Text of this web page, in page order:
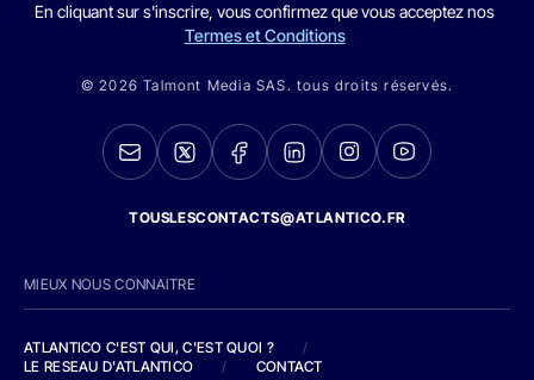
En cliquant sur s'inscrire, vous confirmez que vous acceptez nos
Termes et Conditions
© 2026 Talmont Media SAS. tous droits réservés.
TOUSLESCONTACTS@ATLANTICO.FR
MIEUX NOUS CONNAITRE
ATLANTICO C'EST QUI, C'EST QUOI ?
/
LE RESEAU D'ATLANTICO
/ CONTACT